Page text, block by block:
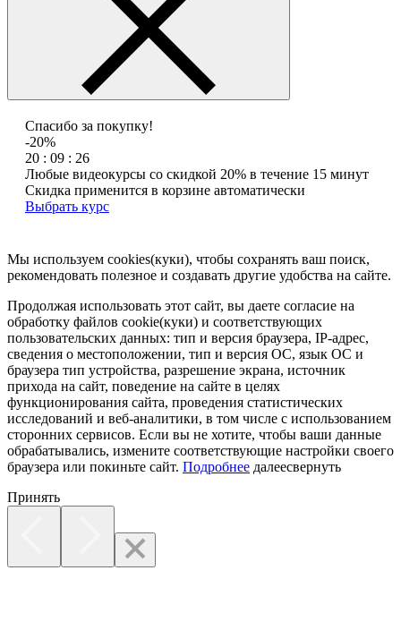
Спасибо за покупку!
-20%
20 : 09 : 26
Любые видеокурсы со скидкой 20% в течение 15 минут
Скидка применится в корзине автоматически
Выбрать курс
Мы используем cookies(куки), чтобы сохранять ваш поиск,
рекомендовать полезное и создавать другие удобства на сайте.
Продолжая использовать этот сайт, вы даете согласие на
обработку файлов cookie(куки) и соответствующих
пользовательских данных: тип и версия браузера, IP-адрес,
сведения о местоположении, тип и версия ОС, язык ОС и
браузера тип устройства, разрешение экрана, источник
прихода на сайт, поведение на сайте в целях
функционирования сайта, проведения статистических
исследований и веб-аналитики, в том числе с использованием
сторонних сервисов. Если вы не хотите, чтобы ваши данные
обрабатывались, измените соответствующие настройки своего
браузера или покиньте сайт. Подробнее далеесвернуть
Принять